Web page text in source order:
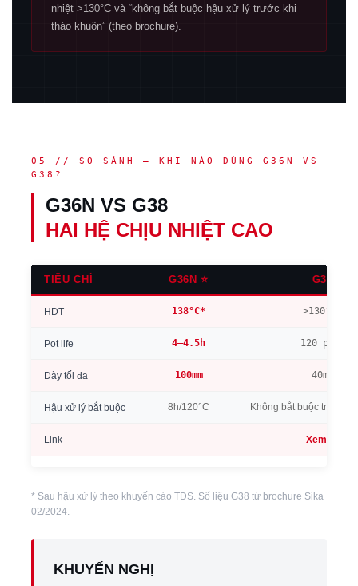
nhiệt >130°C và “không bắt buộc hậu xử lý trước khi
tháo khuôn” (theo brochure).
05 // SO SÁNH — KHI NÀO DÙNG G36N VS
G38?
G36N VS G38
HAI HỆ CHỊU NHIỆT CAO
TIÊU CHÍ G36N ⭐ G38
HDT 138°C* >130°C*
Pot life 4–4.5h 120 phút
Dày tối đa 100mm 40mm
Hậu xử lý bắt buộc 8h/120°C Không bắt buộc trước
Link — Xem →
* Sau hậu xử lý theo khuyến cáo TDS. Số liệu G38 từ brochure Sika
02/2024.
KHUYẾN NGHỊ